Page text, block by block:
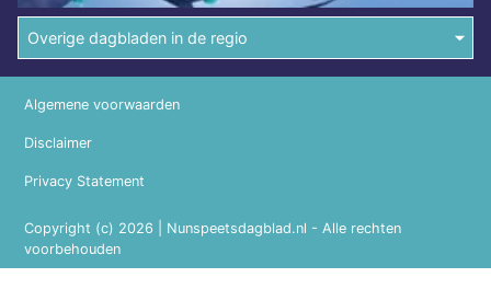
Overige dagbladen in de regio
Copyright (c) 2026 | Nunspeetsdagblad.nl - Alle rechten
voorbehouden
Algemene voorwaarden
Disclaimer
Privacy Statement